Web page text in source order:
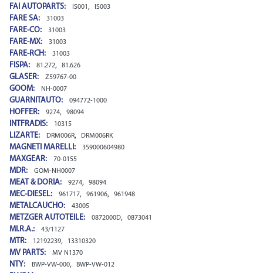
FAI AUTOPARTS: IS001 , IS003
FARE SA: 31003
FARE-CO: 31003
FARE-MX: 31003
FARE-RCH: 31003
FISPA: 81.272, 81.626
GLASER: Z59767-00
GOOM: NH-0007
GUARNITAUTO: 094772-1000
HOFFER: 9274, 98094
INTFRADIS: 10315
LIZARTE: DRM006R, DRM006RK
MAGNETI MARELLI: 359000604980
MAXGEAR: 70-0155
MDR: GOM-NH0007
MEAT & DORIA: 9274, 98094
MEC-DIESEL: 961717, 961906, 961948
METALCAUCHO: 43005
METZGER AUTOTEILE: 0872000D, 0873041
MI.R.A.: 43/1127
MTR: 12192239, 13310320
MV PARTS: MV N1370
NTY: BWP-VW-000, BWP-VW-012